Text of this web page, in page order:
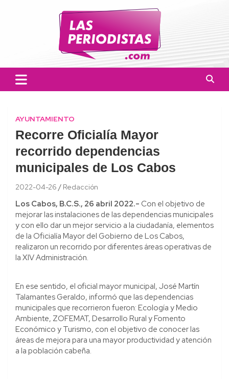
Las Periodistas
informado a la población.
AYUNTAMIENTO
Recorre Oficialía Mayor
recorrido dependencias
municipales de Los Cabos
2022-04-26 Redacción
Los Cabos, B.C.S., 26 abril 2022.- Con el objetivo de
mejorar las instalaciones de las dependencias municipales
y con ello dar un mejor servicio a la ciudadanía, elementos
de la Oficialía Mayor del Gobierno de Los Cabos,
realizaron un recorrido por diferentes áreas operativas de
la XIV Administración.
En ese sentido, el oficial mayor municipal, José Martín
Talamantes Geraldo, informó que las dependencias
municipales que recorrieron fueron: Ecología y Medio
Ambiente, ZOFEMAT, Desarrollo Rural y Fomento
Económico y Turismo, con el objetivo de conocer las
áreas de mejora para una mayor productividad y atención
a la población cabeña.